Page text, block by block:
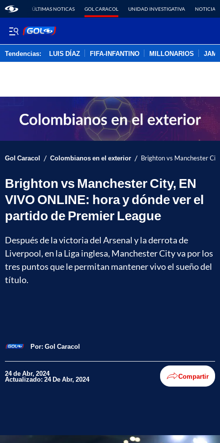
ÚLTIMAS NOTICAS GOL CARACOL UNIDAD INVESTIGATIVA NOTICIAS
Tendencias: LUIS DÍAZ FIFA-INFANTINO MILLONARIOS
Gol Caracol / Colombianos en el exterior / Brighton vs Manchester
Brighton vs Manchester City, EN
VIVO ONLINE: hora y dónde ver el
partido de Premier League
Después de la victoria del Arsenal y la derrota de
Liverpool, en la Liga inglesa, Manchester City va por los
tres puntos que le permitan mantener vivo el sueño del
título.
Por: Gol Caracol
24 de Abr, 2024
Actualizado: 24 De Abr, 2024 Compartir